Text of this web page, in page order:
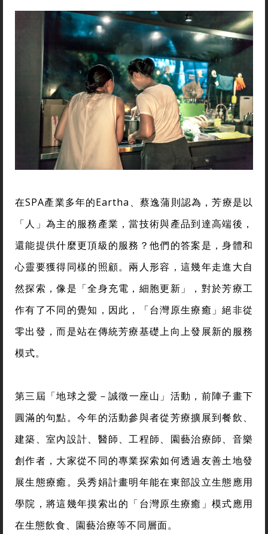
在SPA產業多年的Eartha、蔡逸蒲則認為，芳療是以
「人」為主的服務產業，當技術與產品到達高端後，
還能提供什麼更頂級的服務？他們的答案是，身體和
心靈要獲得同樣的照顧。兩人形容，這幾年走進大自
然探索，像是「全身充電，細胞更新」，對於芳療工
作有了不同的覺知，因此，「台灣原生療癒」絕非從
零出發，而是站在傳統芳療基礎上向上發展新的服務
模式。
第三屆「地球之愛－誠徵一座山」活動，前陣子畫下
圓滿的句點。今年的活動參與者從芳療擴展到餐飲、
建築、室內設計、醫師、工程師、園藝治療師、音樂
創作者，大家從不同的專業探索如何透過友善土地發
展生態療癒。吳秀娟計畫明年能在東部設立生態應用
學院，將這幾年摸索出的「台灣原生療癒」模式應用
在生態飲食、園藝治療等不同層面。